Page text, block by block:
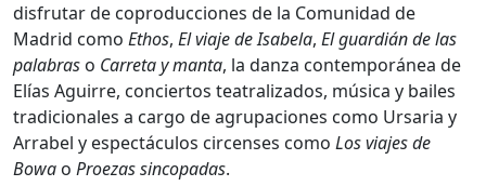
disfrutar de coproducciones de la Comunidad de
Madrid como Ethos, El viaje de Isabela, El guardián de las
palabras o Carreta y manta, la danza contemporánea de
Elías Aguirre, conciertos teatralizados, música y bailes
tradicionales a cargo de agrupaciones como Ursaria y
Arrabel y espectáculos circenses como Los viajes de
Bowa o Proezas sincopadas.